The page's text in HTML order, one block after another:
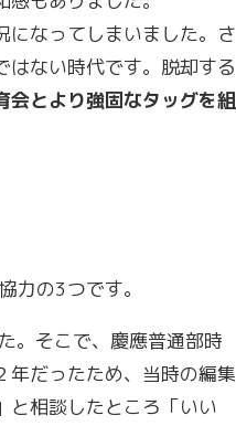
になってしまいました。さ
はない時代です。脱却する
会とより強固なタッグを組
力の3つです。
。そこで、慶應普通部時
年だったため、当時の編集
と相談したところ「いい